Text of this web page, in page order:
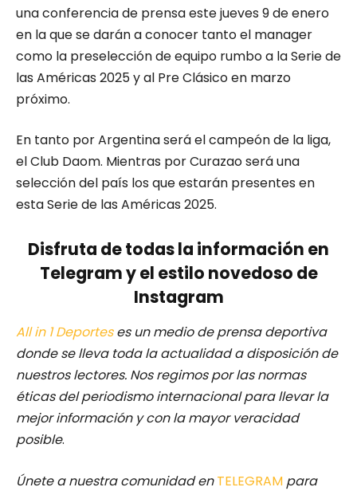
una conferencia de prensa este jueves 9 de enero
en la que se darán a conocer tanto el manager
como la preselección de equipo rumbo a la Serie de
las Américas 2025 y al Pre Clásico en marzo
próximo.
En tanto por Argentina será el campeón de la liga,
el Club Daom. Mientras por Curazao será una
selección del país los que estarán presentes en
esta Serie de las Américas 2025.
Disfruta de todas la información en
Telegram y el estilo novedoso de
Instagram
All in 1 Deporteses un medio de prensa deportiva
donde se lleva toda la actualidad a disposición de
nuestros lectores. Nos regimos por las normas
éticas del periodismo internacional para llevar la
mejor información y con la mayor veracidad
posible.
Únete a nuestra comunidad enTELEGRAM para